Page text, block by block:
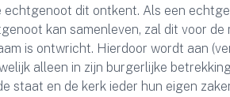
echtgenoot dit ontkent. Als een
kan samenleven, zal dit voor
is ontwricht. Hierdoor wordt aan
alleen in zijn burgerlijke
staat en de kerk ieder hun eigen